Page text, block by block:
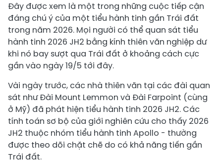
Đây được xem là một trong những cuộc tiếp cận
đáng chú ý của một tiểu hành tinh gần Trái đất
trong năm 2026. Mọi người có thể quan sát tiểu
hành tinh 2026 JH2 bằng kính thiên văn nghiệp dư
khi nó bay sượt qua Trái đất ở khoảng cách cực
gần vào ngày 19/5 tới đây.
Vài ngày trước, các nhà thiên văn tại các đài quan
sát như Đài Mount Lemmon và Đài Farpoint (cùng
ở Mỹ) đã phát hiện tiểu hành tinh 2026 JH2. Các
tính toán sơ bộ của giới nghiên cứu cho thấy 2026
JH2 thuộc nhóm tiểu hành tinh Apollo - thường
được theo dõi chặt chẽ do có khả năng tiến gần
Trái đất.